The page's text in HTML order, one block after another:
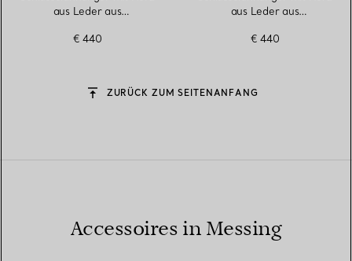
aus Leder aus
Messing
€ 440
aus Leder aus
Messing
€ 440
ZURÜCK ZUM SEITENANFANG
Accessoires in Messing